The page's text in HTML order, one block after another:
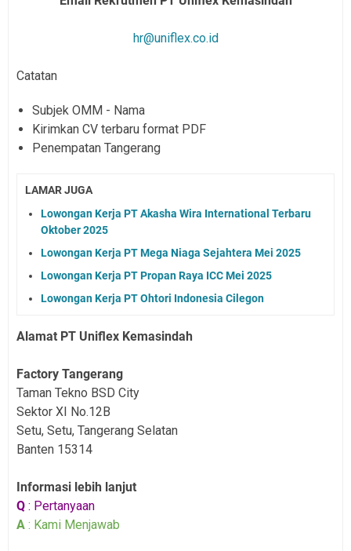
hr@uniflex.co.id
Catatan
Subjek OMM - Nama
Kirimkan CV terbaru format PDF
Penempatan Tangerang
LAMAR JUGA
Lowongan Kerja PT Akasha Wira International Terbaru
Oktober 2025
Lowongan Kerja PT Mega Niaga Sejahtera Mei 2025
Lowongan Kerja PT Propan Raya ICC Mei 2025
Lowongan Kerja PT Ohtori Indonesia Cilegon
Alamat PT Uniflex Kemasindah
Factory Tangerang
Taman Tekno BSD City
Sektor XI No.12B
Setu, Setu, Tangerang Selatan
Banten 15314
Informasi lebih lanjut
Q : Pertanyaan
A : Kami Menjawab